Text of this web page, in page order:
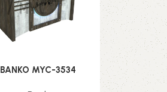
BANKO MYC-3534